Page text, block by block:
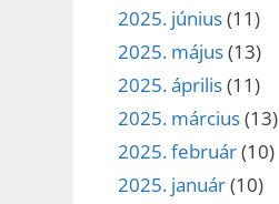
2025. június(11)
2025. május(13)
2025. április(11)
2025. március(13)
2025. február(10)
2025. január(10)